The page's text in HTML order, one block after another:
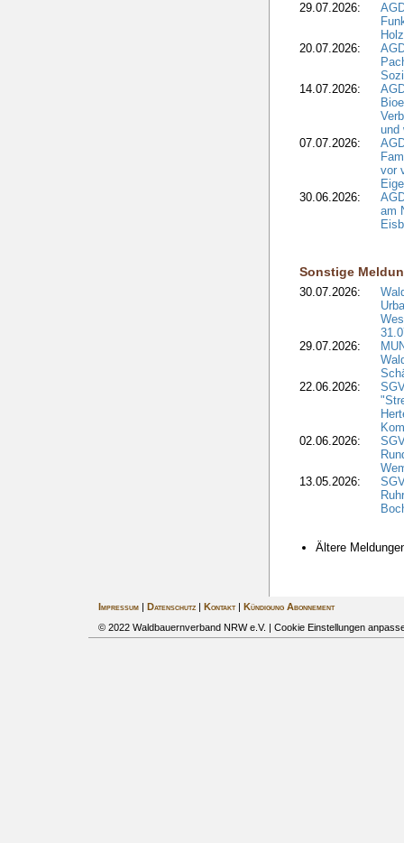
29.07.2026:
20.07.2026:
14.07.2026:
und
07.07.2026:
vor
30.06.2026:
am
Sonstige
30.07.2026:
29.07.2026:
22.06.2026:
02.06.2026:
13.05.2026:
Ältere
Impressum| Datenschutz| Kontakt|
Kündigung Abonnement
© 2022 Waldbauernverband NRW e.V. | Cookie Einstellungen